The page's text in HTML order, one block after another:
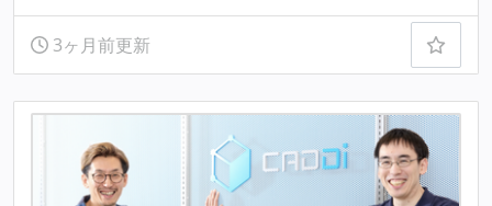
3ヶ月前更新